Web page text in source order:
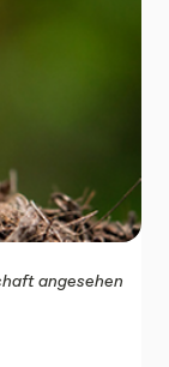
angesehen